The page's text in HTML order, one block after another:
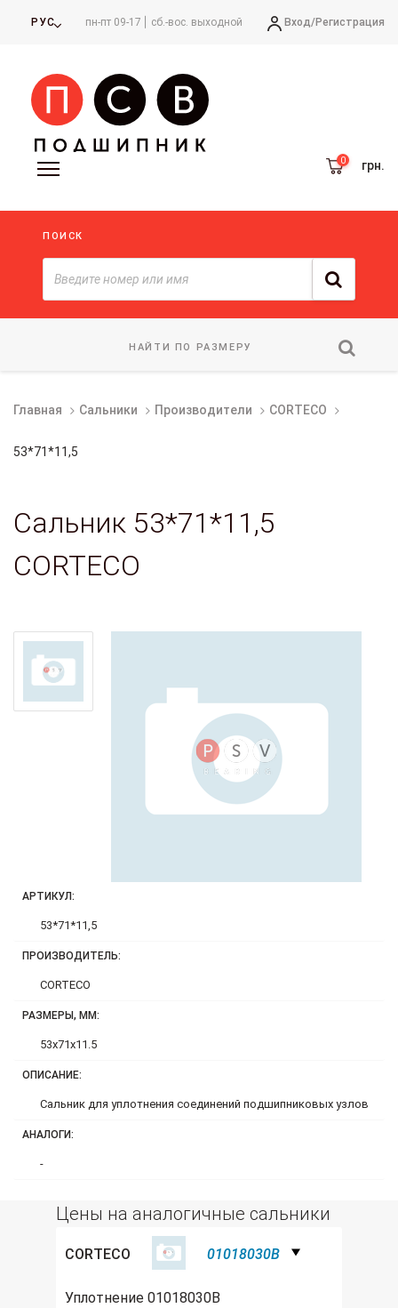
РУС пн-пт 09-17 сб.-вос. выходной Вход/Регистрация
грн.
ПОИСК
НАЙТИ ПО РАЗМЕРУ
Главная Сальники Производители CORTECO
53*71*11,5
Сальник 53*71*11,5
CORTECO
АРТИКУЛ:
53*71*11,5
ПРОИЗВОДИТЕЛЬ:
CORTECO
РАЗМЕРЫ, ММ:
53x71x11.5
ОПИСАНИЕ:
Сальник для уплотнения соединений подшипниковых узлов
АНАЛОГИ:
-
Цены на аналогичные сальники
CORTECO 01018030B
Уплотнение 01018030B